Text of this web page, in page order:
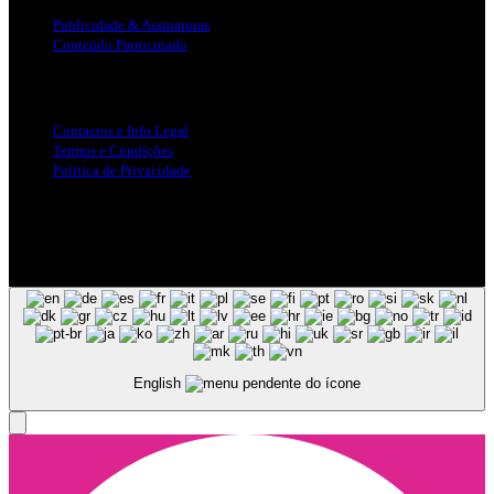
Publicidade & Assinaturas
Conteúdo Patrocinado
Contactos e Info Legal
Termos e Condições
Politica de Privacidade
English